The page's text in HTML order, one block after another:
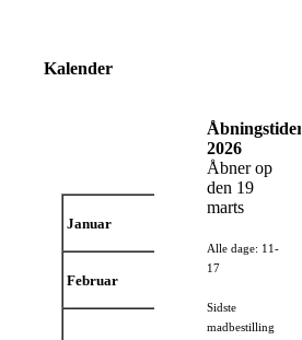
Kalender
Januar
Februar
Åbningstider
2026
Åbner op
den 19
marts
Alle dage: 11-
17
Sidste
madbestilling